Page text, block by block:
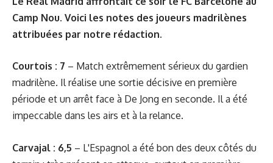
Camp Nou. Voici les notes des joueurs madrilènes
attribuées par notre rédaction.
Courtois : 7 – Match extrêmement sérieux du gardien
madrilène. Il réalise une sortie décisive en première
période et un arrêt face à De Jong en seconde. Il a été
impeccable dans les airs et à la relance.
Carvajal : 6,5 – L'Espagnol a été bon des deux côtés du